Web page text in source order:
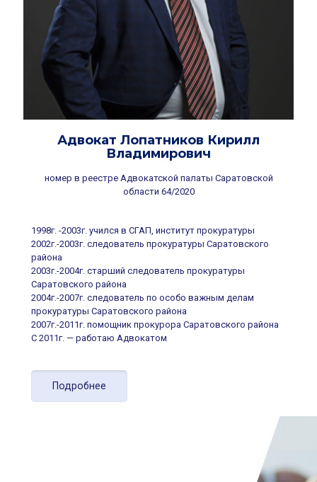
Адвокат Лопатников Кирилл
Владимирович
номер в реестре Адвокатской палаты Саратовской
области 64/2020
1998г. -2003г. учился в СГАП, институт прокуратуры
2002г.-2003г. следователь прокуратуры Саратовского
района
2003г.-2004г. старший следователь прокуратуры
Саратовского района
2004г.-2007г. следователь по особо важным делам
прокуратуры Саратовского района
2007г.-2011г. помощник прокурора Саратовского района
С 2011г. — работаю Адвокатом
Подробнее